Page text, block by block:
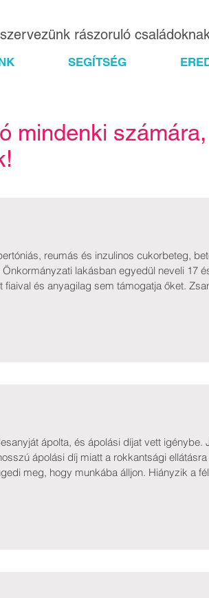
rászoruló
SEGÍTSÉG
mindenki számára,
reumás és inzulinos cukorbeteg,
lakásban egyedül neveli 17 és
és anyagilag sem támogatja őket.
ápolta, és ápolási díjat vett igénybe.
ápolási díj miatt a rokkantsági ellátásra
meg, hogy munkába álljon. Hiányzik a fél